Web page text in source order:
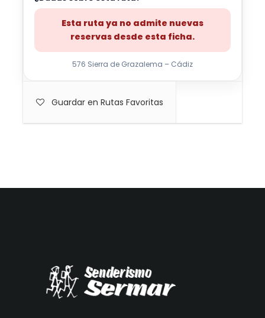
Esta ruta ya no admite nuevas
reservas desde esta ficha.
576 Sierra de Grazalema – Cádiz
Guardar en Rutas Favoritas